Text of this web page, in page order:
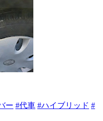
ー #代車 #ハイブリッド #